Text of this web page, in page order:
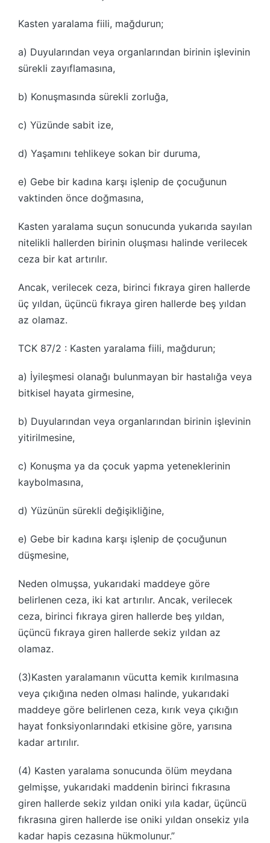
Kasten yaralama fiili, mağdurun;
a) Duyularından veya organlarından birinin işlevinin
sürekli zayıflamasına,
b) Konuşmasında sürekli zorluğa,
c) Yüzünde sabit ize,
d) Yaşamını tehlikeye sokan bir duruma,
e) Gebe bir kadına karşı işlenip de çocuğunun
vaktinden önce doğmasına,
Kasten yaralama suçun sonucunda yukarıda sayılan
nitelikli hallerden birinin oluşması halinde verilecek
ceza bir kat artırılır.
Ancak, verilecek ceza, birinci fıkraya giren hallerde
üç yıldan, üçüncü fıkraya giren hallerde beş yıldan
az olamaz.
TCK 87/2 : Kasten yaralama fiili, mağdurun;
a) İyileşmesi olanağı bulunmayan bir hastalığa veya
bitkisel hayata girmesine,
b) Duyularından veya organlarından birinin işlevinin
yitirilmesine,
c) Konuşma ya da çocuk yapma yeteneklerinin
kaybolmasına,
d) Yüzünün sürekli değişikliğine,
e) Gebe bir kadına karşı işlenip de çocuğunun
düşmesine,
Neden olmuşsa, yukarıdaki maddeye göre
belirlenen ceza, iki kat artırılır. Ancak, verilecek
ceza, birinci fıkraya giren hallerde beş yıldan,
üçüncü fıkraya giren hallerde sekiz yıldan az
olamaz.
(3)Kasten yaralamanın vücutta kemik kırılmasına
veya çıkığına neden olması halinde, yukarıdaki
maddeye göre belirlenen ceza, kırık veya çıkığın
hayat fonksiyonlarındaki etkisine göre, yarısına
kadar artırılır.
(4) Kasten yaralama sonucunda ölüm meydana
gelmişse, yukarıdaki maddenin birinci fıkrasına
giren hallerde sekiz yıldan oniki yıla kadar, üçüncü
fıkrasına giren hallerde ise oniki yıldan onsekiz yıla
kadar hapis cezasına hükmolunur.”